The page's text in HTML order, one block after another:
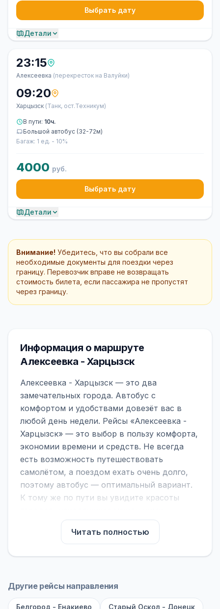
Выбрать дату
Детали
23:15
Алексеевка (перекресток на Валуйки)
09:20
Харцызск (Танк, ост.Техникум)
В пути: 10ч.
Большой автобус (32-72м)
Багаж: 1 ед. - 10%
4000 руб.
Выбрать дату
Детали
Внимание! Убедитесь, что вы собрали все
необходимые документы для поездки через
границу. Перевозчик вправе не возвращать
стоимость билета, если пассажира не пропустят
через границу.
Информация о маршруте
Алексеевка - Харцызск
Алексеевка - Харцызск — это два
замечательных города. Автобус с
комфортом и удобствами довезёт вас в
любой день недели. Рейсы «Алексеевка -
Харцызск» — это выбор в пользу комфорта,
экономии времени и средств. Не всегда
есть возможность путешествовать
самолётом, а поездом ехать очень долго,
поэтому автобус — оптимальный вариант.
К тому же по пути вы увидите красоты
На нашем сайте вы можете найти
расписание автобусов Алексеевка -
Харцызск, сравнить рейсы и выбрать
обратите внимание на микроавтобусы (8–18
Читать полностью
Другие рейсы направления
Белгород - Енакиево Старый Оскол - Донецк